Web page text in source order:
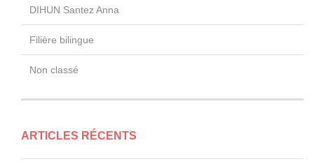
DIHUN Santez Anna
Filière bilingue
Non classé
ARTICLES RÉCENTS